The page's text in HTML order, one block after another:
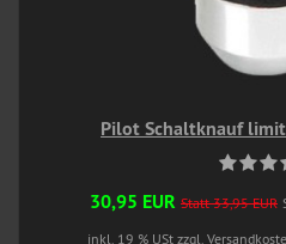
Pilot Schaltknauf
30,95 EUR Statt 33,95 EUR
inkl. 19 % USt zzgl.